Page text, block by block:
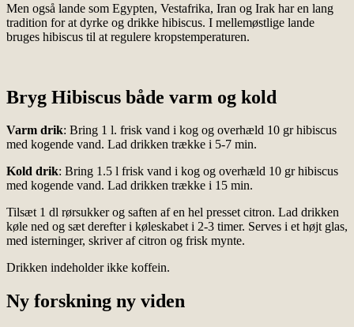
Men også lande som Egypten, Vestafrika, Iran og Irak har en lang
tradition for at dyrke og drikke hibiscus. I mellemøstlige lande
bruges hibiscus til at regulere kropstemperaturen.
Bryg Hibiscus både varm og kold
Varm drik: Bring 1 l. frisk vand i kog og overhæld 10 gr hibiscus
med kogende vand. Lad drikken trække i 5-7 min.
Kold drik: Bring 1.5 l frisk vand i kog og overhæld 10 gr hibiscus
med kogende vand. Lad drikken trække i 15 min.
Tilsæt 1 dl rørsukker og saften af en hel presset citron. Lad drikken
køle ned og sæt derefter i køleskabet i 2-3 timer. Serves i et højt glas,
med isterninger, skriver af citron og frisk mynte.
Drikken indeholder ikke koffein.
Ny forskning ny viden